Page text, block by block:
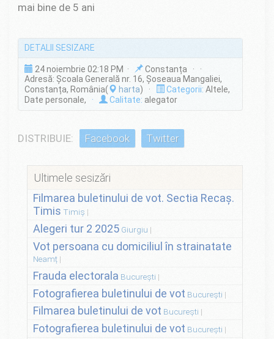
mai bine de 5 ani
DETALII SESIZARE
24 noiembrie 02:18 PM ·
Constanța · ·
Adresă: Școala Generală nr. 16, Șoseaua Mangaliei,
Constanța, România(
harta) · Categorii: Altele,
Date personale,
· Calitate: alegator
DISTRIBUIE: Facebook Twitter
Ultimele sesizări
Filmarea buletinului de vot. Sectia Recaș.
Timis Timiș
Alegeri tur 2 2025 Giurgiu
Vot persoana cu domiciliul în strainatate
Neamț
Frauda electorala București
Fotografierea buletinului de vot București
Filmarea buletinului de vot București
Fotografierea buletinului de vot București